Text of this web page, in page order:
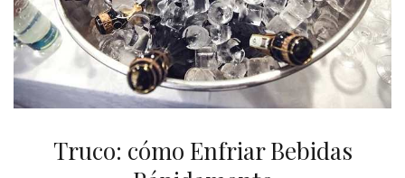
Truco: cómo Enfriar Bebidas